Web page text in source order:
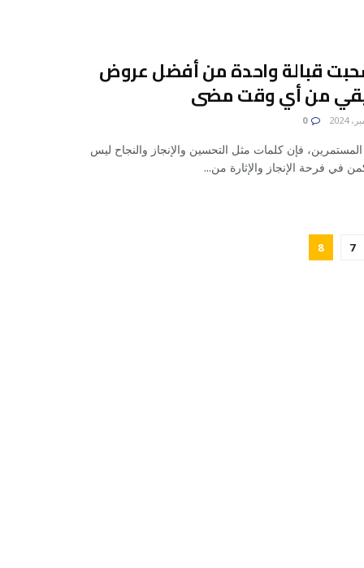
قبالة واحدة من أفضل عروض
من أي وقت مضى
0
المستمرين، فإن كلمات مثل التحسين والإنجاز والنجاح ليس
في فرحة الإنجاز والإثارة من...
7
8